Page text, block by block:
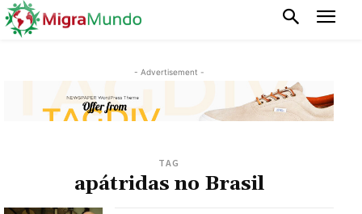
- Advertisement -
TAG
apátridas no Brasil